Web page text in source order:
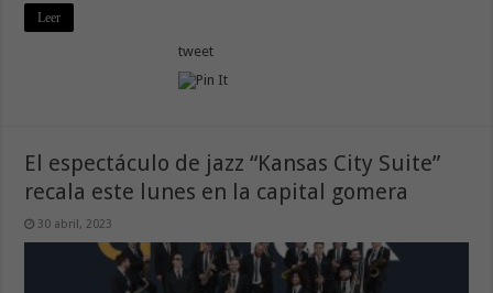
Leer
tweet
El espectáculo de jazz “Kansas City Suite”
recala este lunes en la capital gomera
30 abril, 2023